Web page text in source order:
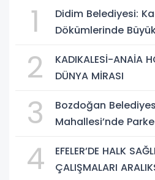
1
Didim Belediyesi:
Dökümlerinde
2
KADIKALESİ-ANAİA
DÜNYA MİRASI
3
Bozdoğan
Mahallesi’nde
4
EFELER’DE HALK
ÇALIŞMALARI